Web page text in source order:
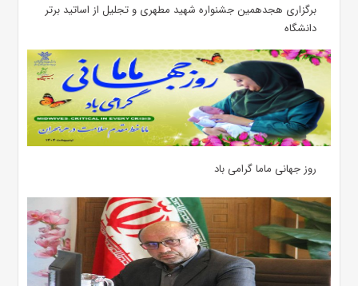
برگزاری هجدهمین جشنواره شهید مطهری و تجلیل از اساتید برتر
دانشگاه
روز جهانی ماما گرامی باد